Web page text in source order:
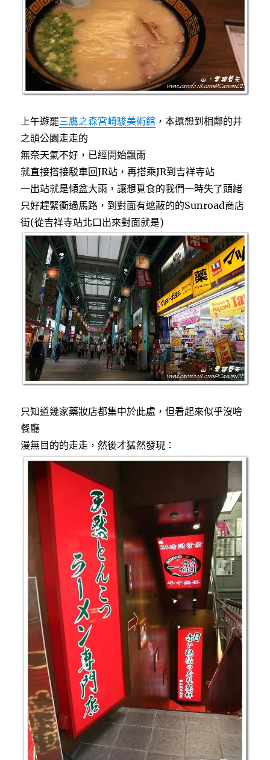
以
最
新
稅
規
定〉
上午遊罷三鷹之森宮崎駿美術館 ，本還想到相鄰的井
之頭公園走走的
無奈天氣不好，已經開始飄雨
就直接搭接駁車回JR站，再搭乘JR到吉祥寺站
一出站就是傾盆大雨，讓想覓食的我們一時失了頭緒
只好趕緊衝過馬路，到對面有遮蔽的的Sunroad商店
街(從吉祥寺站北口出來對面就是)
只知道幾家藥妝店都集中於此處，但看起來似乎沒啥
餐廳
漫無目的的走走，然後才猛然發現：